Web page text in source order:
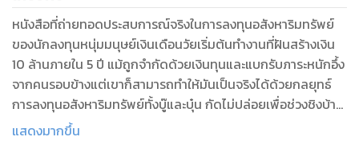
หนังสือที่ถ่ายทอดประสบการณ์จริงในการลงทุนอสังหาริมทรัพย์
ของนักลงทุนหนุ่มมนุษย์เงินเดือนวัยเริ่มต้นทำงานที่ฝันสร้างเงิน
10 ล้านภายใน 5 ปี แม้ถูกจำกัดด้วยเงินทุนและแบกรับภาระหนักอึ้ง
จากคนรอบข้างแต่เขาก็สามารถทำให้มันเป็นจริงได้ด้วยกลยุทธ์
การลงทุนอสังหาริมทรัพย์ทั้งบู๊และบุ๋น กัดไม่ปล่อยเพื่อช่วงชิงบ้าน
หลังสวย ที่ดินพื้นงามที่หมายตามาไว้ในครอบครอง โดยนำเสนอ
แสดงมากขึ้น